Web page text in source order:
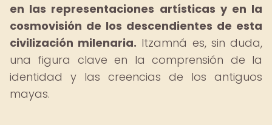
en las representaciones artísticas y en la
cosmovisión de los descendientes de esta
civilización milenaria. Itzamná es, sin duda,
una figura clave en la comprensión de la
identidad y las creencias de los antiguos
mayas.